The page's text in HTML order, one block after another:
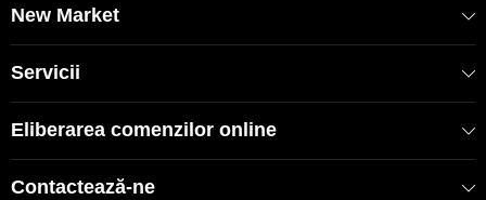
New Market
Servicii
Eliberarea comenzilor online
Contactează-ne